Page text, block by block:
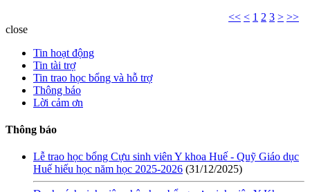
<< < 1 2 3 > >>
close
Tin hoạt động
Tin tài trợ
Tin trao học bổng và hỗ trợ
Thông báo
Lời cảm ơn
Thông báo
Lễ trao học bổng Cựu sinh viên Y khoa Huế - Quỹ Giáo dục
Huế hiếu học năm học 2025-2026 (31/12/2025)